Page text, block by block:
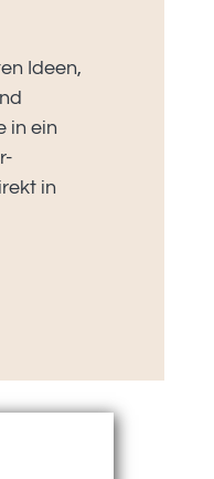
Ideen,
in ein
in